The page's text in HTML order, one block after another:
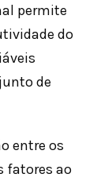
permite
do
de
entre os
fatores ao